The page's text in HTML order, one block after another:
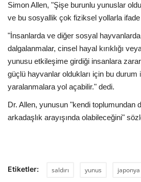
Simon Allen, "Şişe burunlu yunuslar
ve bu sosyallik çok fiziksel yollarla ifade
"İnsanlarda ve diğer sosyal
dalgalanmalar, cinsel hayal kırıklığı
yunusu etkileşime girdiği insanlara
güçlü hayvanlar oldukları için bu durum
yaralanmalara yol açabilir." dedi.
Dr. Allen, yunusun "kendi toplumundan
arkadaşlık arayışında olabileceğini"
Etiketler: saldırı yunus japonya